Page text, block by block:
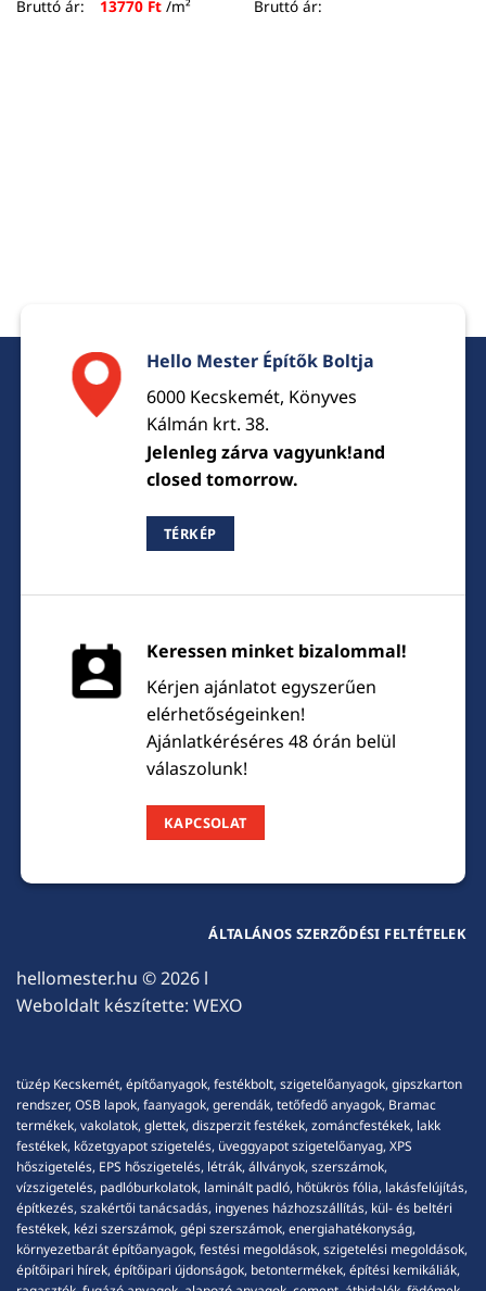
Bruttó ár:
13770 Ft/m²
Bruttó ár:
Hello Mester Építők Boltja
6000 Kecskemét, Könyves
Kálmán krt. 38.
Jelenleg zárva vagyunk!and
closed tomorrow.
TÉRKÉP
Keressen minket bizalommal!
Kérjen ajánlatot egyszerűen
elérhetőségeinken!
Ajánlatkéréséres 48 órán belül
válaszolunk!
KAPCSOLAT
hellomester.hu © 2026 l
Weboldalt készítette: WEXO
ÁLTALÁNOS SZERZŐDÉSI FELTÉTELEK
tüzép Kecskemét, építőanyagok, festékbolt, szigetelőanyagok, gipszkarton
rendszer, OSB lapok, faanyagok, gerendák, tetőfedő anyagok, Bramac
termékek, vakolatok, glettek, diszperzit festékek, zománcfestékek, lakk
festékek, kőzetgyapot szigetelés, üveggyapot szigetelőanyag, XPS
hőszigetelés, EPS hőszigetelés, létrák, állványok, szerszámok,
vízszigetelés, padlóburkolatok, laminált padló, hőtükrös fólia, lakásfelújítás,
építkezés, szakértői tanácsadás, ingyenes házhozszállítás, kül- és beltéri
festékek, kézi szerszámok, gépi szerszámok, energiahatékonyság,
környezetbarát építőanyagok, festési megoldások, szigetelési megoldások,
építőipari hírek, építőipari újdonságok, betontermékek, építési kemikáliák,